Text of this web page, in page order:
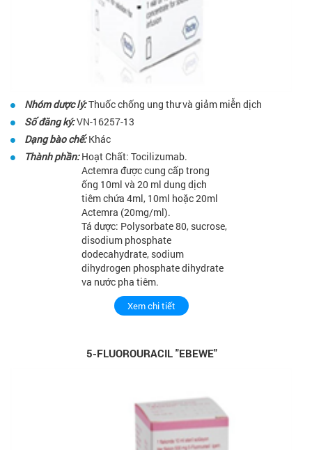
Nhóm dược lý:Thuốc chống ung thư và giảm miễn dịch
Số đăng ký:VN-16257-13
Dạng bào chế:Khác
Thành phần: Hoạt Chất: Tocilizumab.
Actemra được cung cấp trong
ống 10ml và 20 ml dung dịch
tiêm chứa 4ml, 10ml hoặc 20ml
Actemra (20mg/ml).
Tá dược: Polysorbate 80, sucrose,
disodium phosphate
dodecahydrate, sodium
dihydrogen phosphate dihydrate
va nước pha tiêm.
Xem chi tiết
5-FLUOROURACIL "EBEWE"